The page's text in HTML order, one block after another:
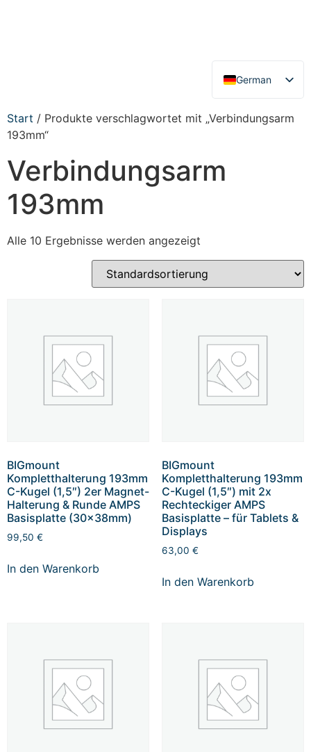
German
English
Start / Produkte verschlagwortet mit „Verbindungsarm
193mm“
Verbindungsarm
193mm
Alle 10 Ergebnisse werden angezeigt
BIGmount
Kompletthalterung 193mm
C-Kugel (1,5″) 2er Magnet-
Halterung & Runde AMPS
Basisplatte (30x38mm)
99,50 €
In den Warenkorb
BIGmount
Kompletthalterung 193mm
C-Kugel (1,5″) mit 2x
Rechteckiger AMPS
Basisplatte – für Tablets &
Displays
63,00 €
In den Warenkorb